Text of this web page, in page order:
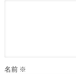
名前 ※